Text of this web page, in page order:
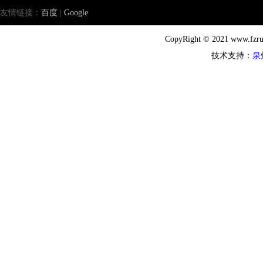
友情链接： 百度 Google
CopyRight © 2021
技术支持： 泉